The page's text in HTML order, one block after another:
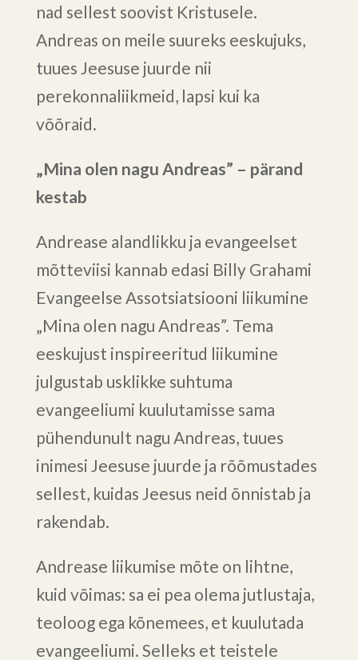
nad sellest soovist Kristusele.
Andreas on meile suureks eeskujuks,
tuues Jeesuse juurde nii
perekonnaliikmeid, lapsi kui ka
võõraid.
„Mina olen nagu Andreas” – pärand
kestab
Andrease alandlikku ja evangeelset
mõtteviisi kannab edasi Billy Grahami
Evangeelse Assotsiatsiooni liikumine
„Mina olen nagu Andreas”. Tema
eeskujust inspireeritud liikumine
julgustab usklikke suhtuma
evangeeliumi kuulutamisse sama
pühendunult nagu Andreas, tuues
inimesi Jeesuse juurde ja rõõmustades
sellest, kuidas Jeesus neid õnnistab ja
rakendab.
Andrease liikumise mõte on lihtne,
kuid võimas: sa ei pea olema jutlustaja,
teoloog ega kõnemees, et kuulutada
evangeeliumi. Selleks et teistele